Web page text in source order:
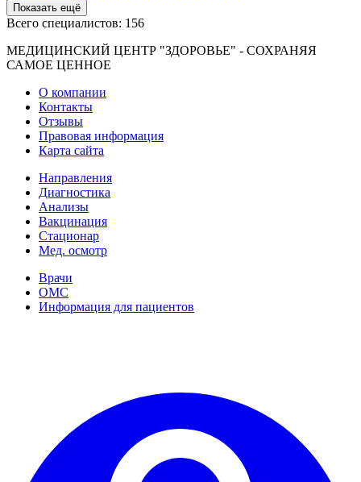
Показать ещё
Всего специалистов: 156
МЕДИЦИНСКИЙ ЦЕНТР "ЗДОРОВЬЕ" - СОХРАНЯЯ
САМОЕ ЦЕННОЕ
О компании
Контакты
Отзывы
Правовая информация
Карта сайта
Направления
Диагностика
Анализы
Вакцинация
Стационар
Мед. осмотр
Врачи
ОМС
Информация для пациентов